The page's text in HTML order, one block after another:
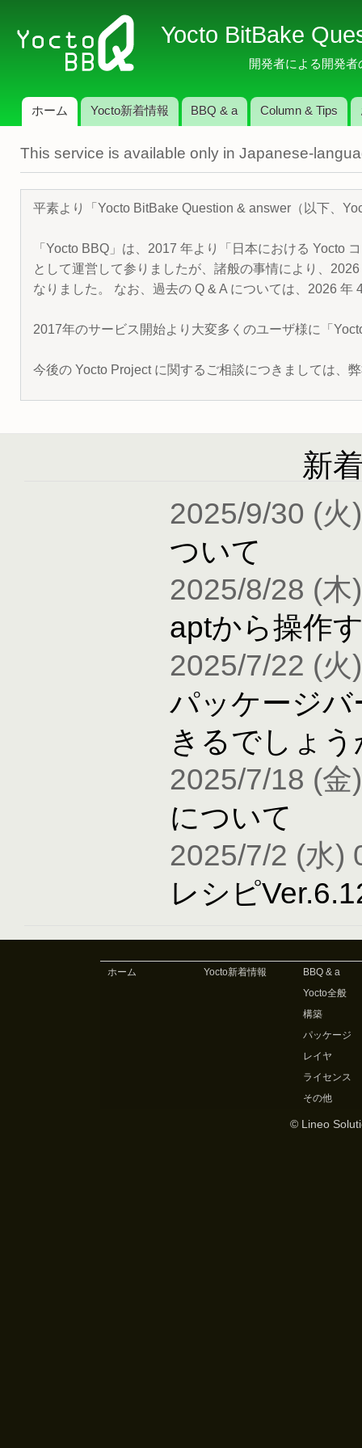
イ
コ
テ
ツ
に
移
動
Yocto BitBake
開発者による開発
メインメニュー
ホーム Yocto新着情報 BBQ & a Column & Tips
This service is available only in Japanese-
平素より「Yocto BitBake Question & answer（以下、
「Yocto BBQ」は、2017 年より「日本における Yocto
として運営して参りましたが、諸般の事情により、
なりました。 なお、過去の Q & A については、2026
2017年のサービス開始より大変多くのユーザ様に「
今後の Yocto Project に関するご相談につきましては、
新
2025/9/30 (火
ついて
2025/8/28 (木
aptから操作
2025/7/22 (火
パッケージ
きるでしょう
2025/7/18 (金
について
2025/7/2 (水)
レシピ
ホーム Yocto新着情報
BBQ & a
Yocto全般
構築
パッケージ
レイヤ
ライセンス
その他
© Lineo